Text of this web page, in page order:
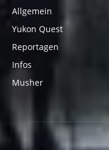
Allgemein
Yukon Quest
Reportagen
Infos
Musher